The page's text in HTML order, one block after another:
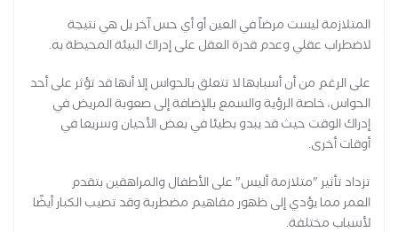
المتلازمة ليست مرضاً في العين أو أي حس آخر بل هي نتيجة
لاضطراب عقلي وعدم قدرة العقل على إدراك البيئة المحيطة به.
على الرغم من أن أسبابها لا تتعلق بالحواس إلا أنها قد تؤثر على أحد
الحواس، خاصة الرؤية والسمع بالإضافة إلى صعوبة المريض في
إدراك الوقت حيث قد يبدو بطيئا في بعض الأحيان وسريعا في
أوقات أخرى.
تزداد تأثير "متلازمة أليس" على الأطفال والمراهقين بتقدم
العمر مما يؤدي إلى ظهور مفاهيم مضطربة وقد تصيب الكبار أيضًا
لأسباب مختلفة.